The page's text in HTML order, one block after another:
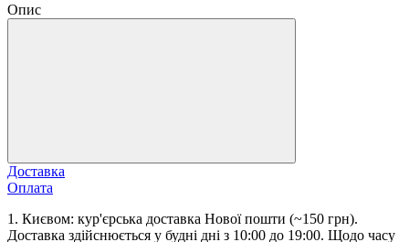
Опис
Доставка
Оплата
1. Києвом: кур'єрська доставка Нової пошти (~150 грн).
Доставка здійснюється у будні дні з 10:00 до 19:00. Щодо часу